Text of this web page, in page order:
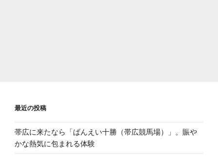
最近の投稿
帯広に来たなら「ばんえい十勝（帯広競馬場）」。賑や
かな熱気に包まれる体験